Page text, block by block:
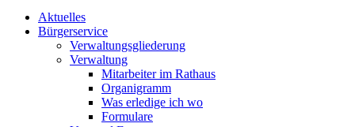
Aktuelles
Bürgerservice
Verwaltungsgliederung
Verwaltung
Mitarbeiter im Rathaus
Organigramm
Was erledige ich wo
Formulare